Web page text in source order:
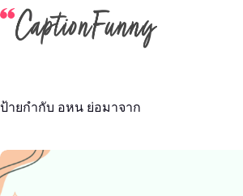
Skip
to
content
ป้ายกำกับ อหน ย่อมาจาก